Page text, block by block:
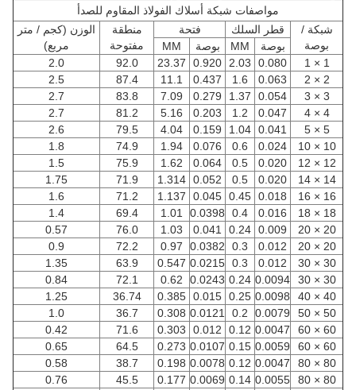
مواصفات شبكة أسلاك الفولاذ المقاوم للصدأ
شبكة /
بوصة
قطر السلك فتحة
منطقة
مفتوحة
الوزن (كجم / متر
مربع)
بوصة MM بوصة
MM
0.080
2.03
0.920
23.37
92.0
2.0
2 × 2
0.063
1.6
0.437
11.1
87.4
2.5
3 × 3
0.054
1.37
0.279
7.09
83.8
2.7
4 × 4
0.047
1.2
0.203
5.16
81.2
2.7
5 × 5
0.041
1.04
0.159
4.04
79.5
2.6
10 × 10
0.024
0.6
0.076
1.94
74.9
1.8
12 × 12
0.020
0.5
0.064
1.62
75.9
1.5
14 × 14
0.020
0.5
0.052
1.314
71.9
1.75
16 × 16
0.018
0.45
0.045
1.137
71.2
1.6
18 × 18
0.016
0.4
0.0398
1.01
69.4
1.4
20 × 20
0.009
0.24
0.041
1.03
76.0
0.57
20 × 20
0.012
0.3
0.0382
0.97
72.2
0.9
30 × 30
0.012
0.3
0.0215
0.547
63.9
1.35
30 × 30
0.0094
0.24
0.0243
0.62
72.1
0.84
40 × 40
0.0098
0.25
0.015
0.385
36.74
1.25
50 × 50
0.0079
0.2
0.0121
0.308
36.7
1.0
60 × 60
0.0047
0.12
0.012
0.303
71.6
0.42
60 × 60
0.0059
0.15
0.0107
0.273
64.5
0.65
80 × 80
0.0047
0.12
0.0078
0.198
38.7
0.58
80 × 80
0.0055
0.14
0.0069
0.177
45.5
0.76